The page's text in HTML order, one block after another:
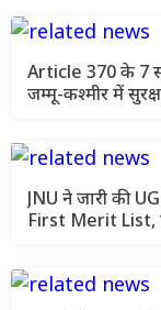
Article 370 के 7
जम्मू-कश्मीर में
JNU ने जारी की
First Merit List,